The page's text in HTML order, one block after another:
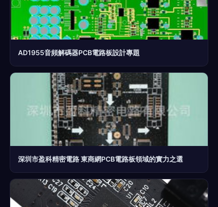
AD1955音頻解碼器PCB電路板設計專題
深圳市盈科精密電路 東商網PCB電路板領域的實力之選